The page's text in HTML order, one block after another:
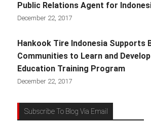
Public Relations Agent for
December 22, 2017
Hankook Tire Indonesia Supports
Communities to Learn and
Education Training Program
December 22, 2017
Subscribe To Blog Via Email